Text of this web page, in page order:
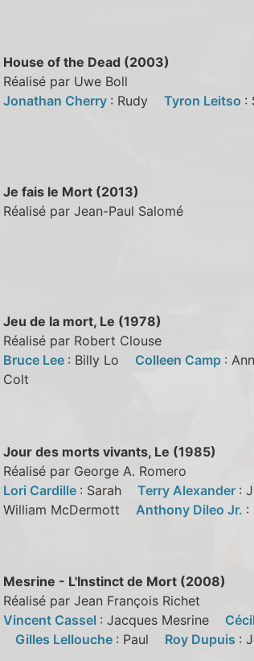
House of the Dead (2003)
Réalisé par Uwe Boll
Jonathan Cherry : Rudy Tyron Leitso :
Je fais le Mort (2013)
Réalisé par Jean-Paul Salomé
Jeu de la mort, Le (1978)
Réalisé par Robert Clouse
Bruce Lee : Billy Lo Colleen Camp :
Colt
Jour des morts vivants, Le (1985)
Réalisé par George A. Romero
Lori Cardille : Sarah Terry Alexander :
William McDermott Anthony Dileo Jr. :
Mesrine - L'Instinct de Mort (2008)
Réalisé par Jean François Richet
Vincent Cassel : Jacques Mesrine
Gilles Lellouche : Paul Roy Dupuis :